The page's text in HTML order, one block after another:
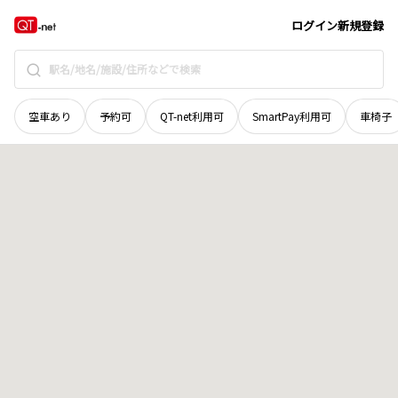
ログイン新規登録
空車あり 予約可 QT-net利用可 SmartPay利用可 車椅子
島根県